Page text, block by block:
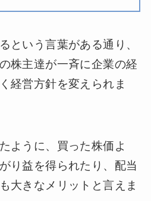
という言葉がある通り、
株主達が一斉に企業の経
経営方針を変えられま
ように、買った株価よ
り益を得られたり、配当
大きなメリットと言えま